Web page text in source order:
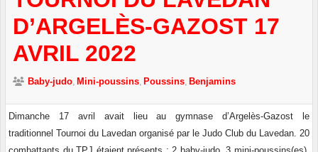
D’ARGELÈS-GAZOST 17
AVRIL 2022
Baby-judo Mini-poussins Poussins Benjamins
Dimanche 17 avril avait lieu au gymnase d’Argelès-Gazost le
traditionnel Tournoi du Lavedan organisé par le Judo Club du Lavedan. 20